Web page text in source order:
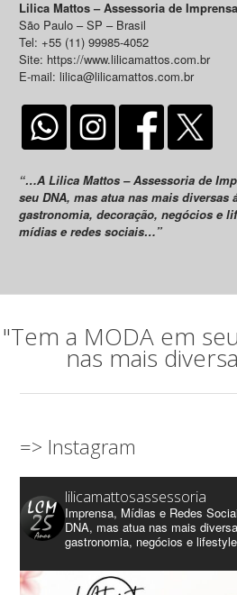
Lilica Mattos – Assessoria de Imprensa
São Paulo – SP – Brasil
Tel: +55 (11) 99985-4052
Site: https://www.lilicamattos.com.br
E-mail: lilica@lilicamattos.com.br
“…A Lilica Mattos – Assessoria de
seu DNA, mas atua nas mais diversas
gastronomia, decoração, negócios e
mídias e redes sociais…”
"Tem a MODA em
nas mais
=> Instagram
lilicamattosassessoria
Imprensa, Mídias e Redes
DNA, mas atua nas mais
gastronomia, negócios e